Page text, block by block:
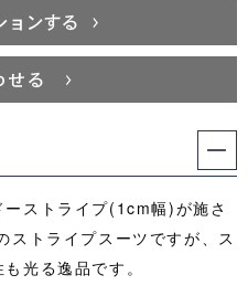
ストライプ(1cm幅)が施さ
ストライプスーツですが、ス
光る逸品です。